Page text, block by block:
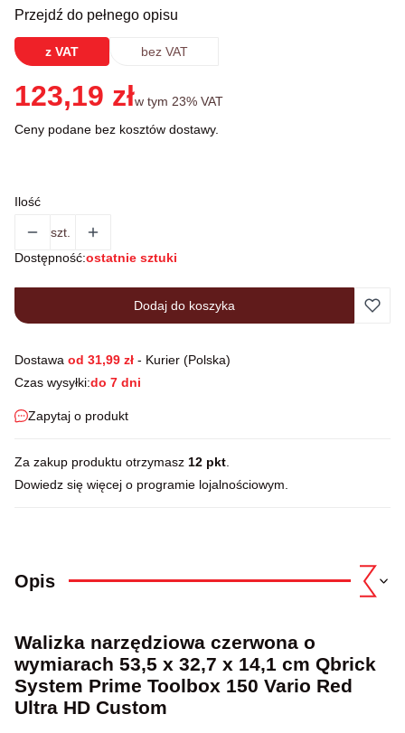
Przejdź do pełnego opisu
z VAT bez VAT
Cena
123,19 złw tym 23% VAT
w tym 23% VAT
Ceny podane bez kosztów dostawy.
Ilość
szt.
Dostępność:ostatnie sztuki
Dodaj do koszyka
Dostawa od 31,99 zł - Kurier (Polska)
Czas wysyłki:do 7 dni
Zapytaj o produkt
Za zakup produktu otrzymasz 12 pkt
Dowiedz się więcej o programie lojalnościowym.
Opis
Walizka narzędziowa czerwona o
wymiarach 53,5 x 32,7 x 14,1 cm Qbrick
System Prime Toolbox 150 Vario Red
Ultra HD Custom